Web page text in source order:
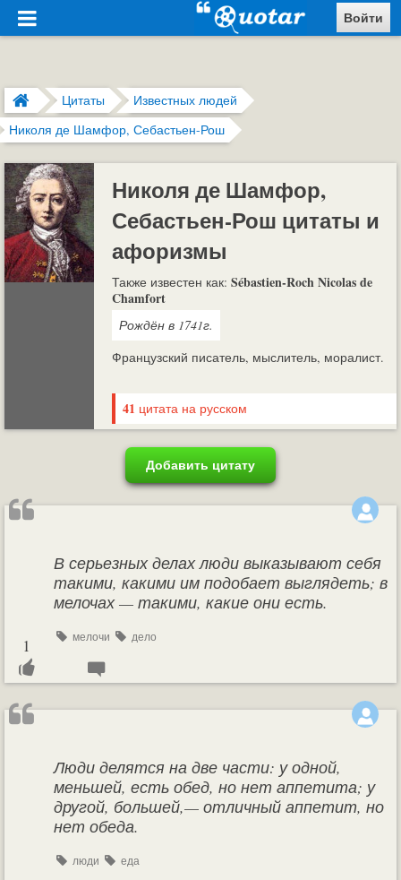
Войти
Цитаты
Известных людей
Николя де Шамфор, Себастьен-Рош
Николя де Шамфор,
Себастьен-Рош цитаты и
афоризмы
Также известен как: Sébastien-Roch Nicolas de
Chamfort
Рождён в 1741г.
Французский писатель, мыслитель, моралист.
41 цитата на русском
Добавить цитату
В серьезных делах люди выказывают себя
такими, какими им подобает выглядеть; в
мелочах — такими, какие они есть.
мелочи дело
1
Люди делятся на две части: у одной,
меньшей, есть обед, но нет аппетита; у
другой, большей,— отличный аппетит, но
нет обеда.
люди еда